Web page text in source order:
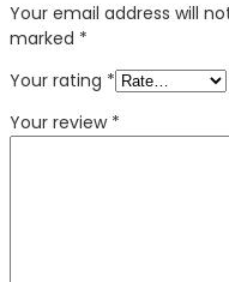
Your email address will
marked *
Your rating *
Your review *